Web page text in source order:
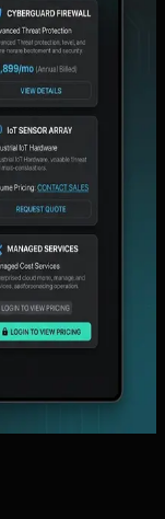
Pemilik:
Harian Tanpa
yang benar-
sudah
relevan.
untuk
kapan